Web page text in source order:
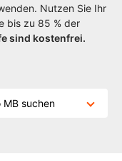
Nutzen Sie Ihr
bis zu 85 % der
sind kostenfrei.
suchen